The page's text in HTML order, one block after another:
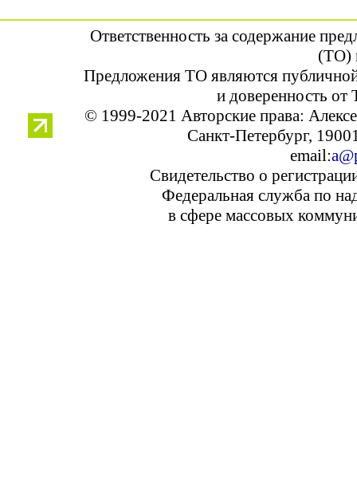
Ответственность за содержание
(ТО)
Предложения ТО являются
и доверенность от
© 1999-2021 Авторские права:
Санкт-Петербург,
email:
Свидетельство о
Федеральная служба по
в сфере массовых